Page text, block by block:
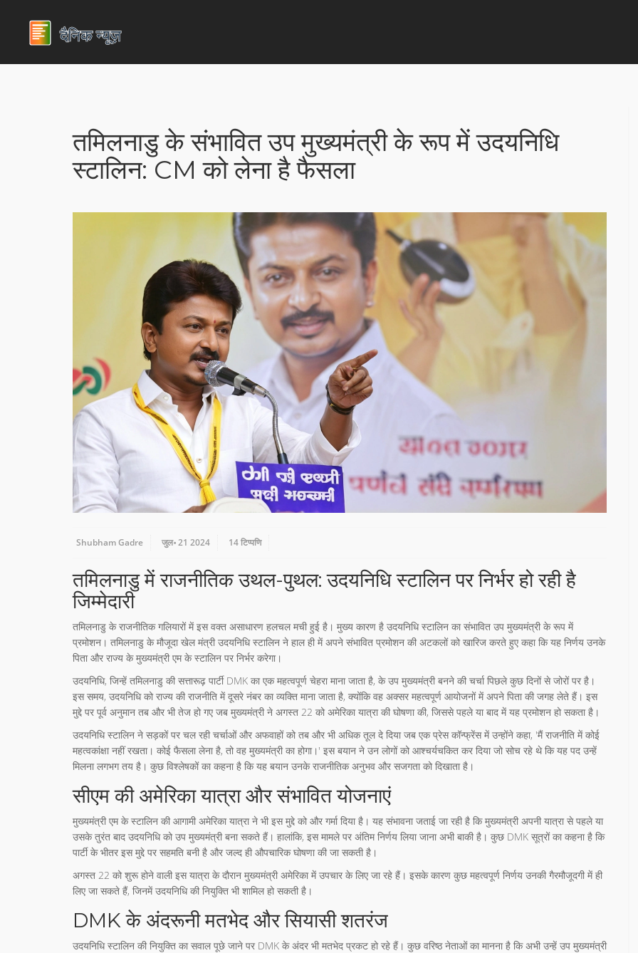
तमिलनाडु के संभावित उप मुख्यमंत्री के रूप में उदयनिधि
स्टालिन: CM को लेना है फैसला
Shubham Gadre जुल॰ 21 2024 14 टिप्पणि
तमिलनाडु में राजनीतिक उथल-पुथल: उदयनिधि स्टालिन पर निर्भर हो रही है
जिम्मेदारी
तमिलनाडु के राजनीतिक गलियारों में इस वक्त असाधारण हलचल मची हुई है। मुख्य कारण है उदयनिधि स्टालिन का संभावित उप मुख्यमंत्री के रूप में
प्रमोशन। तमिलनाडु के मौजूदा खेल मंत्री उदयनिधि स्टालिन ने हाल ही में अपने संभावित प्रमोशन की अटकलों को खारिज करते हुए कहा कि यह निर्णय उनके
पिता और राज्य के मुख्यमंत्री एम के स्टालिन पर निर्भर करेगा।
उदयनिधि, जिन्हें तमिलनाडु की सत्तारूढ़ पार्टी DMK का एक महत्वपूर्ण चेहरा माना जाता है, के उप मुख्यमंत्री बनने की चर्चा पिछले कुछ दिनों से जोरों पर है।
इस समय, उदयनिधि को राज्य की राजनीति में दूसरे नंबर का व्यक्ति माना जाता है, क्योंकि वह अक्सर महत्वपूर्ण आयोजनों में अपने पिता की जगह लेते हैं। इस
मुद्दे पर पूर्व अनुमान तब और भी तेज हो गए जब मुख्यमंत्री ने अगस्त 22 को अमेरिका यात्रा की घोषणा की, जिससे पहले या बाद में यह प्रमोशन हो सकता है।
उदयनिधि स्टालिन ने सड़कों पर चल रही चर्चाओं और अफवाहों को तब और भी अधिक तूल दे दिया जब एक प्रेस कॉन्फ्रेंस में उन्होंने कहा, 'मैं राजनीति में कोई
महत्वकांक्षा नहीं रखता। कोई फैसला लेना है, तो वह मुख्यमंत्री का होगा।' इस बयान ने उन लोगों को आश्चर्यचकित कर दिया जो सोच रहे थे कि यह पद उन्हें
मिलना लगभग तय है। कुछ विश्लेषकों का कहना है कि यह बयान उनके राजनीतिक अनुभव और सजगता को दिखाता है।
सीएम की अमेरिका यात्रा और संभावित योजनाएं
मुख्यमंत्री एम के स्टालिन की आगामी अमेरिका यात्रा ने भी इस मुद्दे को और गर्मा दिया है। यह संभावना जताई जा रही है कि मुख्यमंत्री अपनी यात्रा से पहले या
उसके तुरंत बाद उदयनिधि को उप मुख्यमंत्री बना सकते हैं। हालांकि, इस मामले पर अंतिम निर्णय लिया जाना अभी बाकी है। कुछ DMK सूत्रों का कहना है कि
पार्टी के भीतर इस मुद्दे पर सहमति बनी है और जल्द ही औपचारिक घोषणा की जा सकती है।
अगस्त 22 को शुरू होने वाली इस यात्रा के दौरान मुख्यमंत्री अमेरिका में उपचार के लिए जा रहे हैं। इसके कारण कुछ महत्वपूर्ण निर्णय उनकी गैरमौजूदगी में ही
लिए जा सकते हैं, जिनमें उदयनिधि की नियुक्ति भी शामिल हो सकती है।
DMK के अंदरूनी मतभेद और सियासी शतरंज
उदयनिधि स्टालिन की नियुक्ति का सवाल पूछे जाने पर DMK के अंदर भी मतभेद प्रकट हो रहे हैं। कुछ वरिष्ठ नेताओं का मानना है कि अभी उन्हें उप मुख्यमंत्री